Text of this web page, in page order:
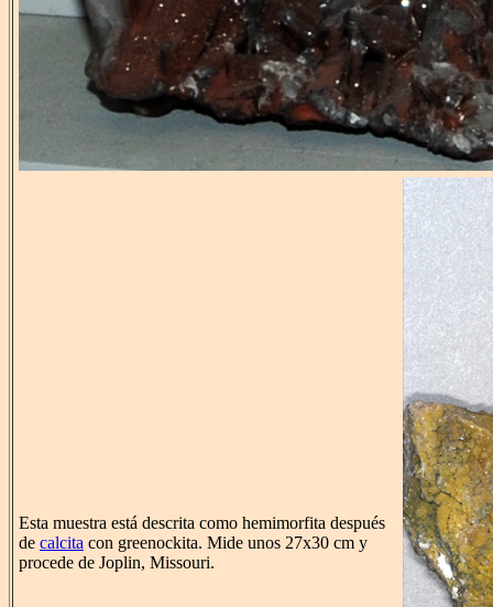
Esta muestra está descrita como hemimorfita después
de calcita con greenockita. Mide unos 27x30 cm y
procede de Joplin, Missouri.